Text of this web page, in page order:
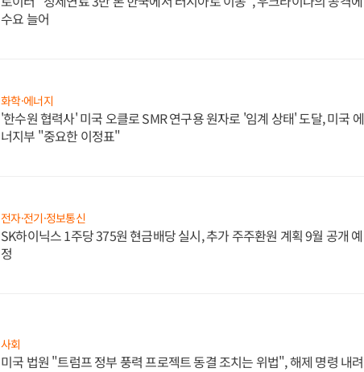
수요 늘어
화학·에너지
'한수원 협력사' 미국 오클로 SMR 연구용 원자로 '임계 상태' 도달, 미국 에
너지부 "중요한 이정표"
전자·전기·정보통신
SK하이닉스 1주당 375원 현금배당 실시, 추가 주주환원 계획 9월 공개 예
정
사회
미국 법원 "트럼프 정부 풍력 프로젝트 동결 조치는 위법", 해제 명령 내려